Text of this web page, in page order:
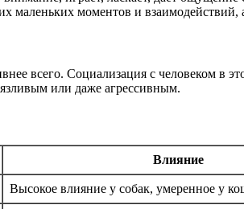
маленьких моментов и взаимодействий,
всего. Социализация с человеком в
или даже агрессивным.
Влияние
Высокое влияние у собак, умеренное у